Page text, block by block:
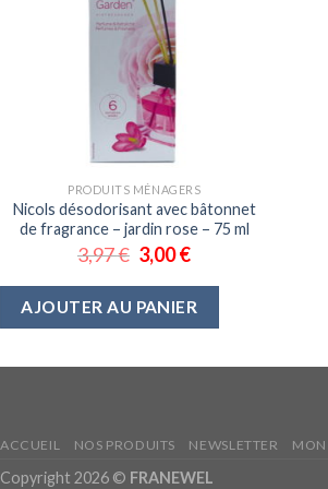
PRODUITS MÉNAGERS
Nicols désodorisant avec bâtonnet
de fragrance – jardin rose – 75 ml
3,97€ 3,00€
AJOUTER AU PANIER
ACCUEIL NOS PRODUITS NEWSLETTER
Copyright 2026 © FRANEWEL